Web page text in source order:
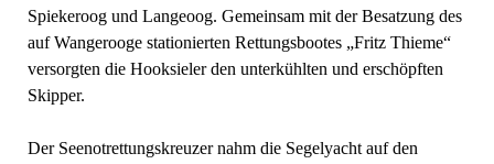
Spiekeroog und Langeoog. Gemeinsam mit der Besatzung des
auf Wangerooge stationierten Rettungsbootes „Fritz Thieme“
versorgten die Hooksieler den unterkühlten und erschöpften
Skipper.
Der Seenotrettungskreuzer nahm die Segelyacht auf den